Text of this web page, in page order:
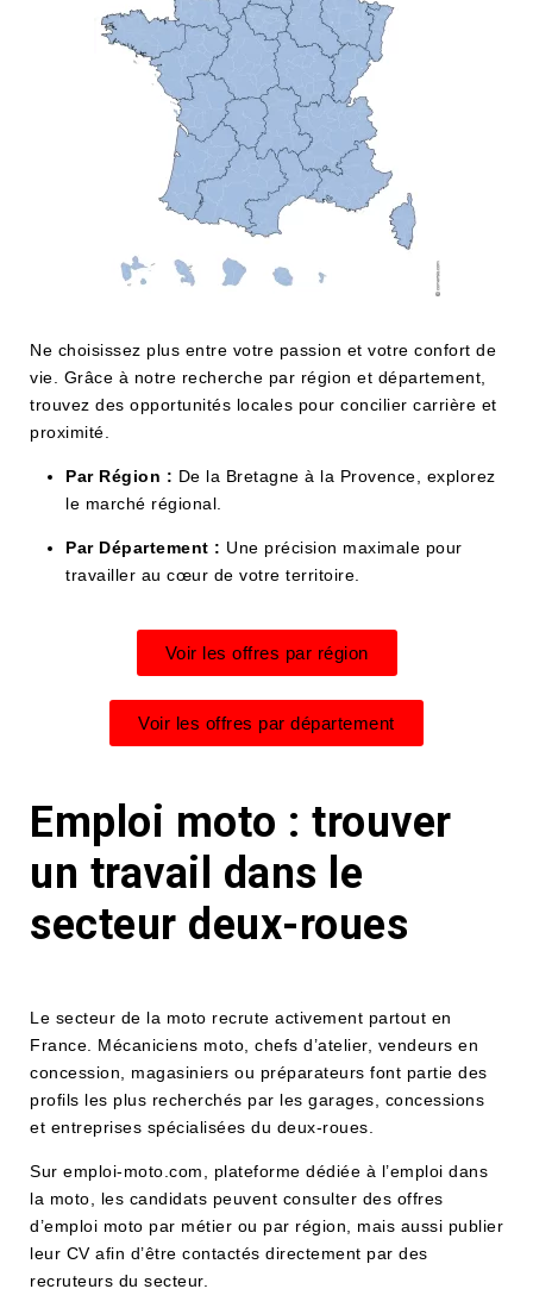
Ne choisissez plus entre votre passion et votre confort de
vie. Grâce à notre recherche par région et département,
trouvez des opportunités locales pour concilier carrière et
proximité.
Par Région : De la Bretagne à la Provence, explorez
le marché régional.
Par Département : Une précision maximale pour
travailler au cœur de votre territoire.
Voir les offres par région
Voir les offres par département
Emploi moto : trouver
un travail dans le
secteur deux-roues
Le secteur de la moto recrute activement partout en
France. Mécaniciens moto, chefs d’atelier, vendeurs en
concession, magasiniers ou préparateurs font partie des
profils les plus recherchés par les garages, concessions
et entreprises spécialisées du deux-roues.
Sur emploi-moto.com, plateforme dédiée à l’emploi dans
la moto, les candidats peuvent consulter des offres
d’emploi moto par métier ou par région, mais aussi publier
leur CV afin d’être contactés directement par des
recruteurs du secteur.